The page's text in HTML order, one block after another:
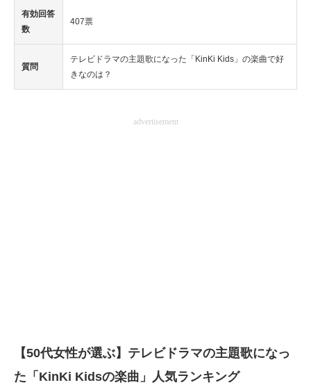
有効回答
数
407票
質問
テレビドラマの主題歌になった「KinKi Kids」の楽曲で好
きなのは？
advertisement
【50代女性が選ぶ】テレビドラマの主題歌になっ
た「KinKi Kidsの楽曲」人気ランキング